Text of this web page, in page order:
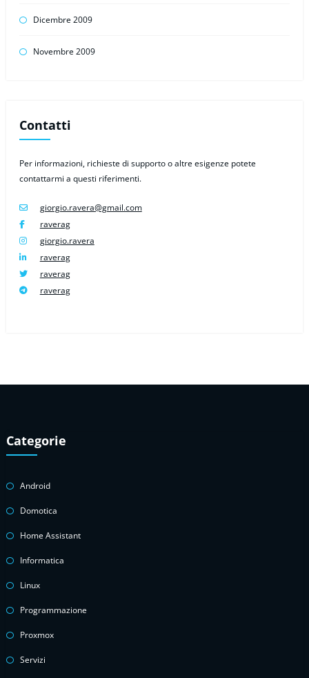
Dicembre 2009
Novembre 2009
Contatti
Per informazioni, richieste di supporto o altre esigenze potete
contattarmi a questi riferimenti.
giorgio.ravera@gmail.com
raverag
giorgio.ravera
raverag
raverag
raverag
Categorie
Android
Domotica
Home Assistant
Informatica
Linux
Programmazione
Proxmox
Servizi